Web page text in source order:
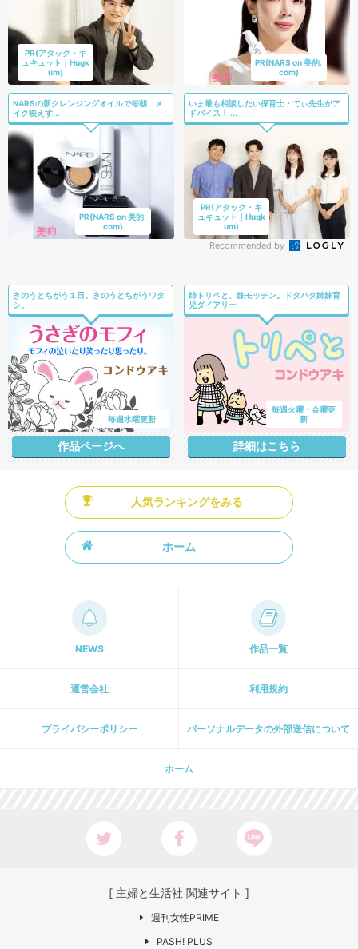
PR(アタック・キ
ュキュット｜Hugk
um)
PR(NARS on 美的.
com)
NARSの新クレンジングオイルで毎朝、メ
イク映えす...
PR(NARS on 美的.
com)
いま最も相談したい保育士・てぃ先生がア
ドバイス！ ...
PR(アタック・キ
ュキュット｜Hugk
um)
Recommended by
きのうとちがう１日。きのうとちがうワタ
シ。
毎週水曜更新
作品ページへ
姉トリペと、妹モッチン。ドタバタ姉妹育
児ダイアリー
毎週火曜・金曜更
新
詳細はこちら
人気ランキングをみる
ホーム
NEWS 作品一覧
運営会社 利用規約
プライパシーポリシー パーソナルデータの外部送信について
ホーム
[ 主婦と生活社 関連サイト ]
週刊女性PRIME
PASH! PLUS